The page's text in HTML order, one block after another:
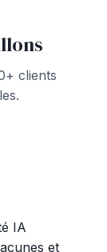
clients
IA
et